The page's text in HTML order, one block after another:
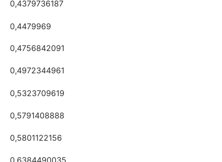
0,4379736187
0,4479969
0,4756842091
0,4972344961
0,5323709619
0,5791408888
0,5801122156